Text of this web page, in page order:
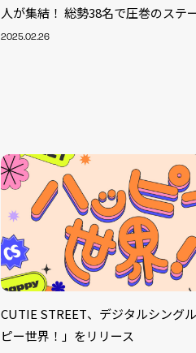
人が集結！ 総勢38名で圧巻のステ
2025.02.26
CUTIE STREET、デジタルシング
ピー世界！」をリリース